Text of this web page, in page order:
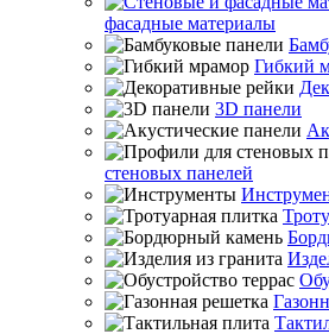
фасадные материалы
Гибкий
3D панели
стеновых панелей